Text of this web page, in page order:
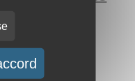
et actuel, il
en ligne.